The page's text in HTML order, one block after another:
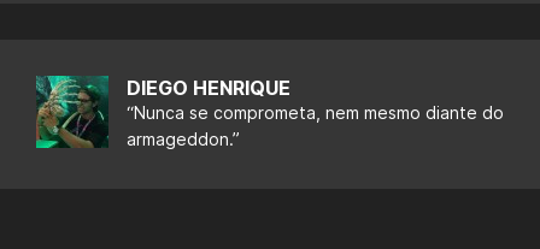
DIEGO HENRIQUE
“Nunca se comprometa, nem mesmo diante do
armageddon.”